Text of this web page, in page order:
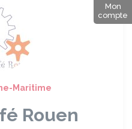
Mon
compte
Maritime
Rouen